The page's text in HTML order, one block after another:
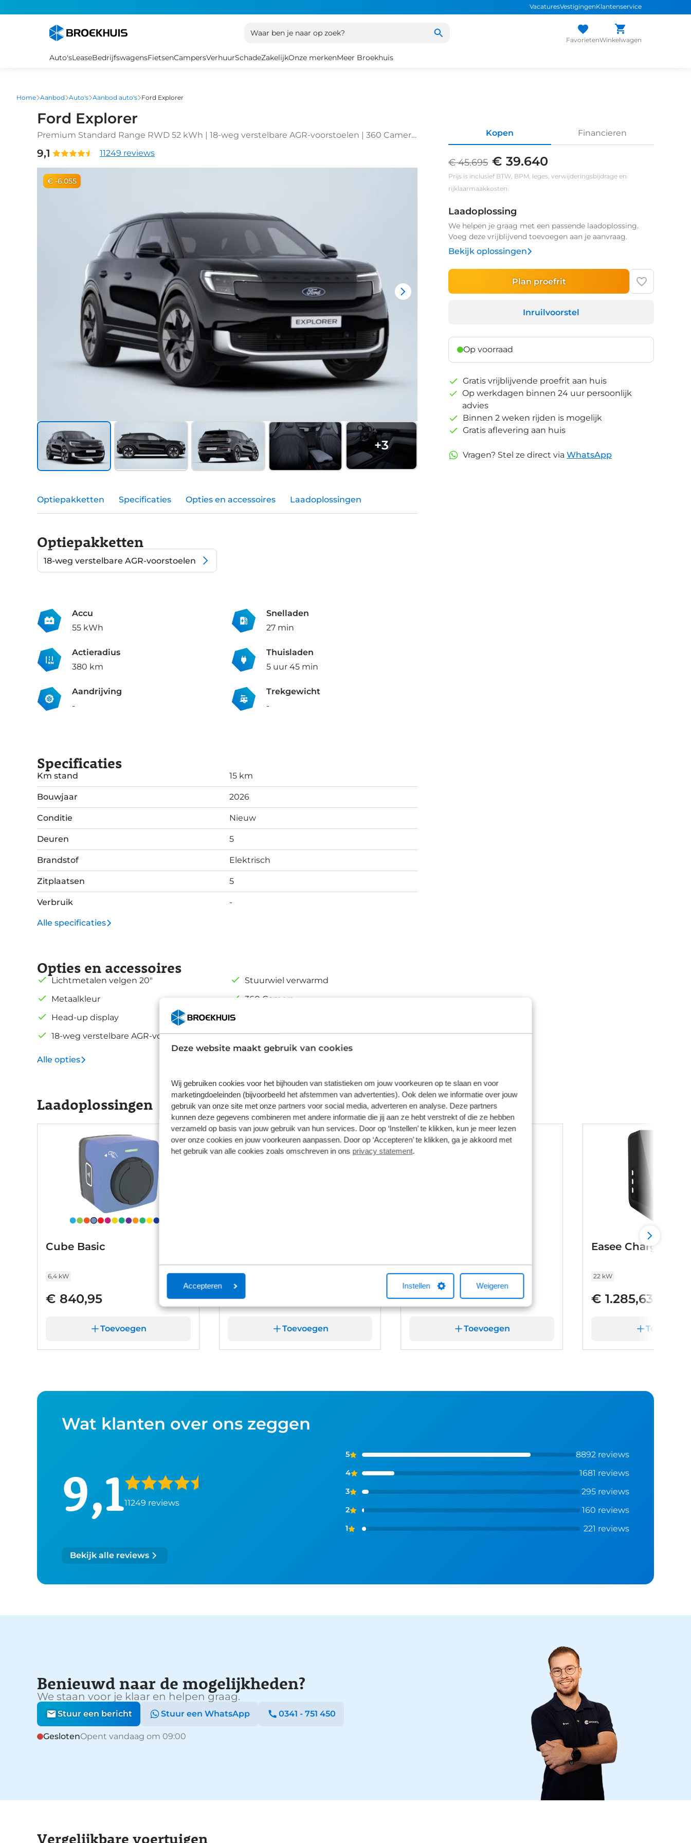
Deze website maakt gebruik van cookies
Wij gebruiken cookies voor het bijhouden van statistieken om jouw voorkeuren op te slaan en voor
marketingdoeleinden (bijvoorbeeld het afstemmen van advertenties). Ook delen we informatie over jouw
gebruik van onze site met onze partners voor social media, adverteren en analyse. Deze partners
kunnen deze gegevens combineren met andere informatie die jij aan ze hebt verstrekt of die ze hebben
verzameld op basis van jouw gebruik van hun services. Door op ‘Instellen’ te klikken, kun je meer lezen
over onze cookies en jouw voorkeuren aanpassen. Door op ‘Accepteren’ te klikken, ga je akkoord met
het gebruik van alle cookies zoals omschreven in ons privacy statement.
Accepteren Instellen Weigeren
VacaturesVestigingenKlantenservice
Waar ben je naar op zoek?
FavorietenWinkelwagen
Auto'sLeaseBedrijfswagensFietsenCampersVerhuurSchadeZakelijkOnze merkenMeer Broekhuis
Home Aanbod Auto's Aanbod auto's Ford Explorer
Ford Explorer
Premium Standard Range RWD 52 kWh | 18-weg verstelbare AGR-voorstoelen | 360 Camera
9,1 11249 reviews
€ -6.055
+3
Kopen Financieren
€ 45.695 € 39.640
Prijs is inclusief BTW, BPM, leges, verwijderingsbijdrage en
rijklaarmaakkosten.
Laadoplossing
We helpen je graag met een passende laadoplossing.
Voeg deze vrijblijvend toevoegen aan je aanvraag.
Bekijk oplossingen
Plan proefrit
Inruilvoorstel
Op voorraad
Gratis vrijblijvende proefrit aan huis
Op werkdagen binnen 24 uur persoonlijk
advies
Binnen 2 weken rijden is mogelijk
Gratis aflevering aan huis
Vragen? Stel ze direct via WhatsApp
Optiepakketten Specificaties Opties en accessoires Laadoplossingen
Optiepakketten
18-weg verstelbare AGR-voorstoelen
Accu
55 kWh
Actieradius
380 km
Aandrijving
-
Snelladen
27 min
Thuisladen
5 uur 45 min
Trekgewicht
-
Specificaties
Km stand 15 km
Bouwjaar 2026
Conditie Nieuw
Deuren 5
Brandstof Elektrisch
Zitplaatsen 5
Verbruik -
Alle specificaties
Opties en accessoires
Lichtmetalen velgen 20"
Metaalkleur
Head-up display
18-weg verstelbare AGR-voorstoelen
Stuurwiel verwarmd
360 Camera
Airco (automatisch)
Alle opties
Laadoplossingen
Cube Basic
6,4 kW
€ 840,95
Toevoegen
11 kW
€ 1.179,75
Toevoegen
22 kW
€ 1.397,55
Toevoegen
Easee Charge
22 kW
€ 1.285,63
Wat klanten over ons zeggen
9,111249 reviews
5 8892 reviews
4 1681 reviews
3 295 reviews
2 160 reviews
1 221 reviews
Bekijk alle reviews
Benieuwd naar de mogelijkheden?
We staan voor je klaar en helpen graag.
Stuur een bericht Stuur een WhatsApp 0341 - 751 450
GeslotenOpent vandaag om 09:00
Vergelijkbare voertuigen